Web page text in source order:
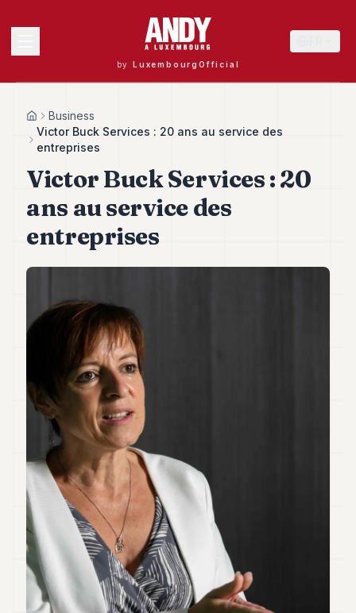
by LuxembourgOfficial
Andy
40
Andy
39
Andy
Andy
Andy
Andy
33
Andy
31
Andy
30
Andy
28
Andy
27
Andy
HomeBusiness
Victor Buck Services : 20 ans au service des
entreprises
Victor Buck Services : 20
ans au service des
entreprises